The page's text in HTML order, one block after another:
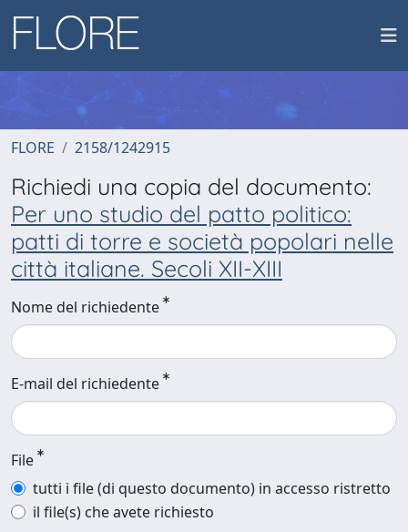
FLORE 2158/1242915
Richiedi una copia del documento:
Per uno studio del patto politico:
patti di torre e società popolari nelle
città italiane. Secoli XII-XIII
Nome del richiedente
E-mail del richiedente
File
tutti i file (di questo documento) in accesso ristretto
il file(s) che avete richiesto